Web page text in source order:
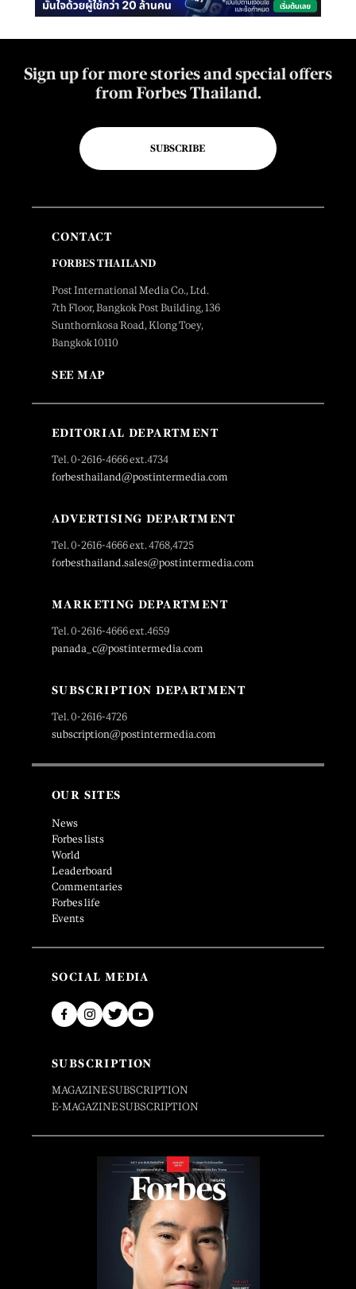
Sign up for more stories and special offers
from Forbes Thailand.
SUBSCRIBE
CONTACT
FORBES THAILAND
Post International Media Co., Ltd.
7th Floor, Bangkok Post Building, 136
Sunthornkosa Road, Klong Toey,
Bangkok 10110
SEE MAP
EDITORIAL DEPARTMENT
Tel. 0-2616-4666 ext.4734
forbesthailand@postintermedia.com
ADVERTISING DEPARTMENT
Tel. 0-2616-4666 ext. 4768,4725
forbesthailand.sales@postintermedia.com
MARKETING DEPARTMENT
Tel. 0-2616-4666 ext.4659
panada_c@postintermedia.com
SUBSCRIPTION DEPARTMENT
Tel. 0-2616-4726
subscription@postintermedia.com
OUR SITES
News
Forbes lists
World
Leaderboard
Commentaries
Forbes life
Events
SOCIAL MEDIA
SUBSCRIPTION
MAGAZINE SUBSCRIPTION
E-MAGAZINE SUBSCRIPTION